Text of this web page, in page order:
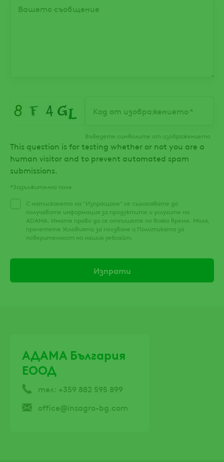
Вашето съобщение
Код от изображението
Въведете символите от изображението
This question is for testing whether or not you are a
human visitor and to prevent automated spam
submissions.
*Задължително поле
С натискането на "Изпращане" се съгласявате да
получавате информация за продуктите и услугите на
ADAMA. Имате право да се отпишете по всяко време. Моля,
прочетете Условията за ползване и Политиката за
поверителност на нашия уебсайт.
АДАМА България
ЕООД
тел: +359 882 595 899
office@insagro-bg.com